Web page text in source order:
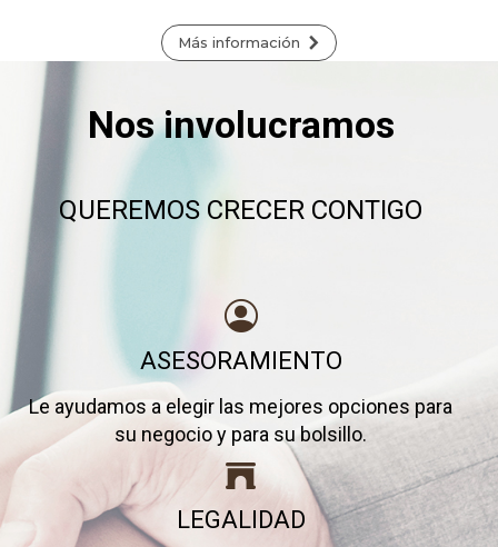
Más información
Nos involucramos
QUEREMOS CRECER CONTIGO
ASESORAMIENTO
Le ayudamos a elegir las mejores opciones para
su negocio y para su bolsillo.
LEGALIDAD